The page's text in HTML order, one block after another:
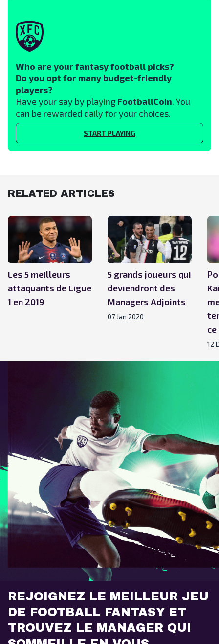
Who are your fantasy football picks?
Do you opt for many budget-friendly
players?
Have your say by playing FootballCoin. You
can be rewarded daily for your choices.
START PLAYING
RELATED ARTICLES
Les 5 meilleurs
attaquants de Ligue
1 en 2019
5 grands joueurs qui
deviendront des
Managers Adjoints
07 Jan 2020
12
REJOIGNEZ LE MEILLEUR JEU
DE FOOTBALL FANTASY ET
TROUVEZ LE MANAGER QUI